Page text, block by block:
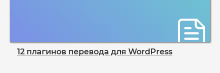
12 плагинов перевода для WordPress